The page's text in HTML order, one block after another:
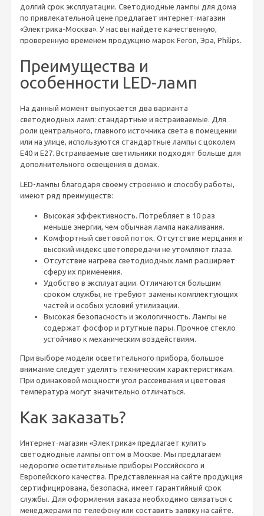
долгий срок эксплуатации. Светодиодные лампы для дома
по привлекательной цене предлагает интернет-магазин
«Электрика-Москва». У нас вы найдете качественную,
проверенную временем продукцию марок Feron, Эра, Philips.
Преимущества и
особенности LED-ламп
На данный момент выпускается два варианта
светодиодных ламп: стандартные и встраиваемые. Для
роли центрального, главного источника света в помещении
или на улице, используются стандартные лампы с цоколем
Е40 и Е27. Встраиваемые светильники подходят больше для
дополнительного освещения в домах.
LED-лампы благодаря своему строению и способу работы,
имеют ряд преимуществ:
Высокая эффективность. Потребляет в 10 раз
меньше энергии, чем обычная лампа накаливания.
Комфортный световой поток. Отсутствие мерцания и
высокий индекс цветопередачи не утомляют глаза.
Отсутствие нагрева светодиодных ламп расширяет
сферу их применения.
Удобство в эксплуатации. Отличаются большим
сроком службы, не требуют замены комплектующих
частей и особых условий утилизации.
Высокая безопасность и экологичность. Лампы не
содержат фосфор и ртутные пары. Прочное стекло
устойчиво к механическим воздействиям.
При выборе модели осветительного прибора, большое
внимание следует уделять техническим характеристикам.
При одинаковой мощности угол рассеивания и цветовая
температура могут значительно отличаться.
Как заказать?
Интернет-магазин «Электрика» предлагает купить
светодиодные лампы оптом в Москве. Мы предлагаем
недорогие осветительные приборы Российского и
Европейского качества. Представленная на сайте продукция
сертифицирована, безопасна, имеет гарантийный срок
службы. Для оформления заказа необходимо связаться с
менеджерами по телефону или составить заявку на сайте.